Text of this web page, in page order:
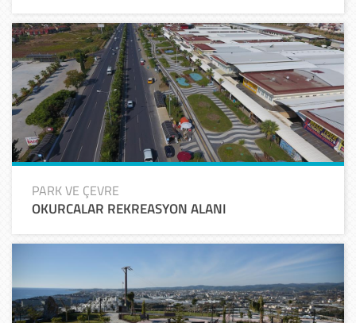
PARK VE ÇEVRE
OKURCALAR REKREASYON ALANI